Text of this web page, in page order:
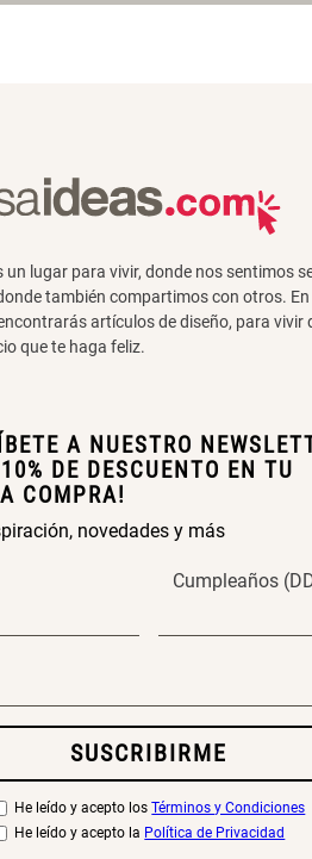
un lugar para vivir, donde nos sentimos
también compartimos con otros. En
artículos de diseño, para vivir
que te haga feliz.
A NUESTRO
DE DESCUENTO EN TU
COMPRA!
novedades y más
Cumpleaños
SUSCRIBIRME
He leído y acepto los Términos y Condiciones
He leído y acepto la Política de Privacidad